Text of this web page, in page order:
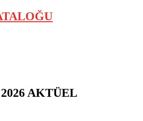
AKTÜEL